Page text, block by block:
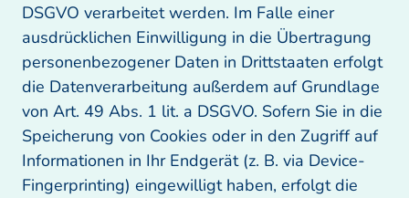
DSGVO verarbeitet werden. Im Falle einer
ausdrücklichen Einwilligung in die Übertragung
personenbezogener Daten in Drittstaaten erfolgt
die Datenverarbeitung außerdem auf Grundlage
von Art. 49 Abs. 1 lit. a DSGVO. Sofern Sie in die
Speicherung von Cookies oder in den Zugriff auf
Informationen in Ihr Endgerät (z. B. via Device-
Fingerprinting) eingewilligt haben, erfolgt die